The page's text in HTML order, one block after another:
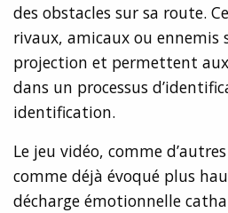
des obstacles sur sa route.
rivaux, amicaux ou ennemis
projection et permettent
dans un processus
identification.
Le jeu vidéo, comme
comme déjà évoqué plus
décharge émotionnelle